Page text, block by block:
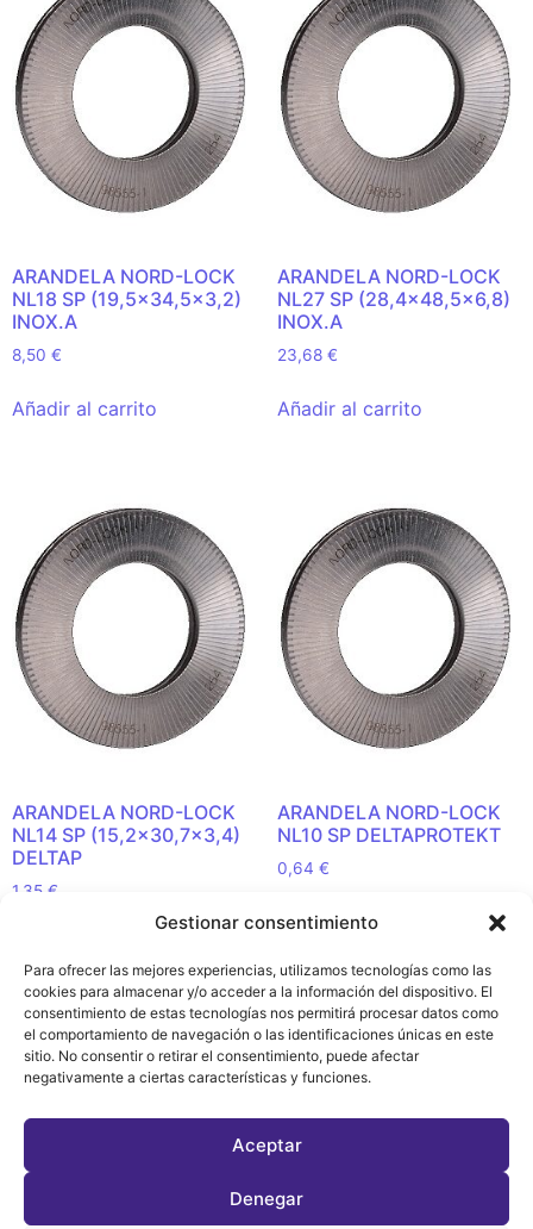
Gestionar consentimiento
Para ofrecer las mejores experiencias, utilizamos tecnologías como las
cookies para almacenar y/o acceder a la información del dispositivo. El
consentimiento de estas tecnologías nos permitirá procesar datos como
el comportamiento de navegación o las identificaciones únicas en este
sitio. No consentir o retirar el consentimiento, puede afectar
negativamente a ciertas características y funciones.
Aceptar
Denegar
ARANDELA NORD-LOCK
NL18 SP (19,5×34,5×3,2)
INOX.A
8,50 €
Añadir al carrito
ARANDELA NORD-LOCK
NL27 SP (28,4×48,5×6,8)
INOX.A
23,68 €
Añadir al carrito
ARANDELA NORD-LOCK
NL14 SP (15,2×30,7×3,4)
DELTAP
1,35 €
ARANDELA NORD-LOCK
NL10 SP DELTAPROTEKT
0,64 €
Añadir al carrito
Política de
Privacidad y